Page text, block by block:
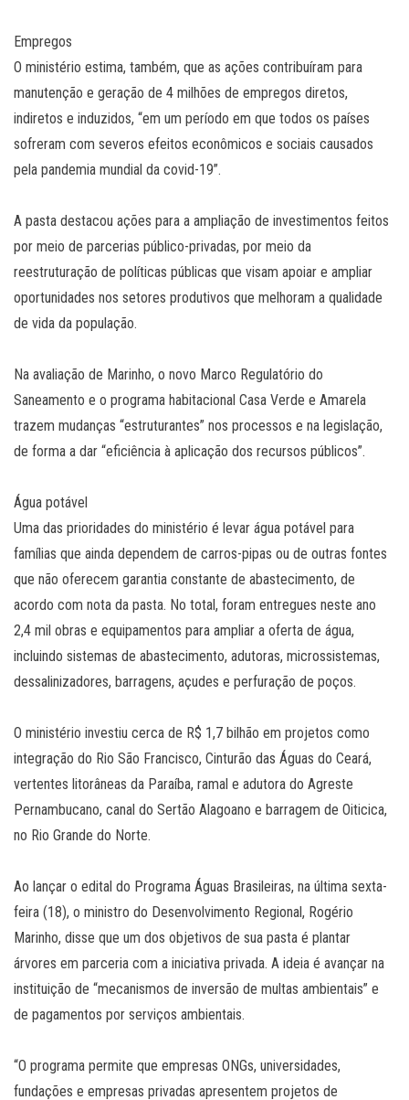
Empregos
O ministério estima, também, que as ações contribuíram para
manutenção e geração de 4 milhões de empregos diretos,
indiretos e induzidos, “em um período em que todos os países
sofreram com severos efeitos econômicos e sociais causados
pela pandemia mundial da covid-19”.
A pasta destacou ações para a ampliação de investimentos feitos
por meio de parcerias público-privadas, por meio da
reestruturação de políticas públicas que visam apoiar e ampliar
oportunidades nos setores produtivos que melhoram a qualidade
de vida da população.
Na avaliação de Marinho, o novo Marco Regulatório do
Saneamento e o programa habitacional Casa Verde e Amarela
trazem mudanças “estruturantes” nos processos e na legislação,
de forma a dar “eficiência à aplicação dos recursos públicos”.
Água potável
Uma das prioridades do ministério é levar água potável para
famílias que ainda dependem de carros-pipas ou de outras fontes
que não oferecem garantia constante de abastecimento, de
acordo com nota da pasta. No total, foram entregues neste ano
2,4 mil obras e equipamentos para ampliar a oferta de água,
incluindo sistemas de abastecimento, adutoras, microssistemas,
dessalinizadores, barragens, açudes e perfuração de poços.
O ministério investiu cerca de R$ 1,7 bilhão em projetos como
integração do Rio São Francisco, Cinturão das Águas do Ceará,
vertentes litorâneas da Paraíba, ramal e adutora do Agreste
Pernambucano, canal do Sertão Alagoano e barragem de Oiticica,
no Rio Grande do Norte.
Ao lançar o edital do Programa Águas Brasileiras, na última sexta-
feira (18), o ministro do Desenvolvimento Regional, Rogério
Marinho, disse que um dos objetivos de sua pasta é plantar
árvores em parceria com a iniciativa privada. A ideia é avançar na
instituição de “mecanismos de inversão de multas ambientais” e
de pagamentos por serviços ambientais.
“O programa permite que empresas ONGs, universidades,
fundações e empresas privadas apresentem projetos de